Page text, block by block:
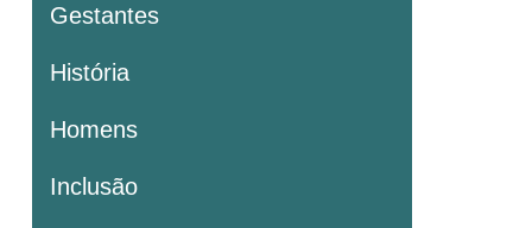
Gestantes
História
Homens
Inclusão